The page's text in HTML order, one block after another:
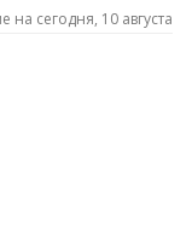
на сегодня, 10 августа